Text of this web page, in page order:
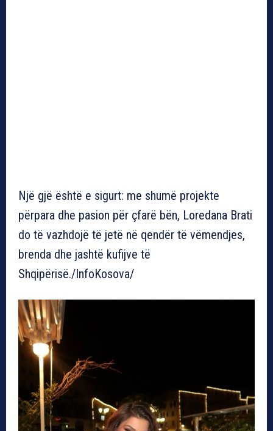
Një gjë është e sigurt: me shumë projekte
përpara dhe pasion për çfarë bën, Loredana Brati
do të vazhdojë të jetë në qendër të vëmendjes,
brenda dhe jashtë kufijve të
Shqipërisë./InfoKosova/